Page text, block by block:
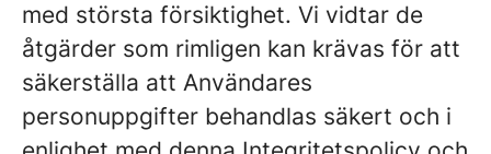
med största försiktighet. Vi vidtar de
åtgärder som rimligen kan krävas för att
säkerställa att Användares
personuppgifter behandlas säkert och i